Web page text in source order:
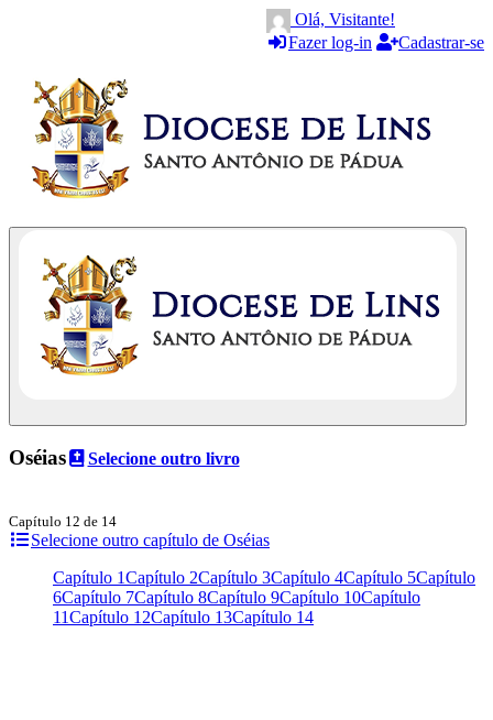
Olá, Visitante!
Fazer log-in
Cadastrar-se
Oséias Selecione outro livro
Capítulo 12 de 14
Selecione outro capítulo de Oséias
Capítulo 1Capítulo 2Capítulo 3Capítulo 4Capítulo 5Capítulo
6Capítulo 7Capítulo 8Capítulo 9Capítulo 10Capítulo
11Capítulo 12Capítulo 13Capítulo 14